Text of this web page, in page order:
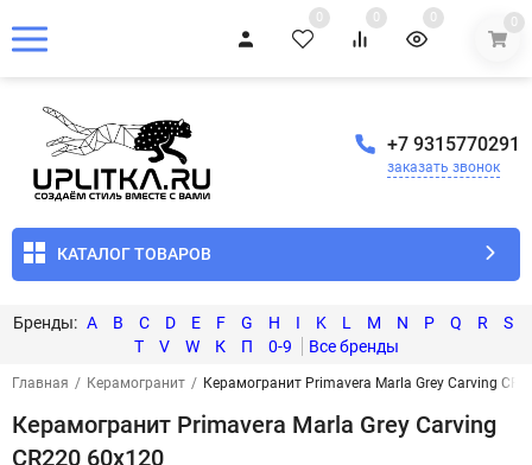
0 0 0 0
+7 9315770291
заказать звонок
КАТАЛОГ ТОВАРОВ
A B C D E F G H I K L M N P Q R
S
T
V W К П 0-9
Главная / Керамогранит / Керамогранит Primavera Marla Grey Carving
Керамогранит Primavera Marla Grey Carving
CR220 60x120